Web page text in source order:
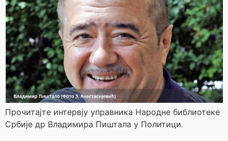
Прочитајте интервју управника Народне библиотеке
Србије др Владимира Пиштала у Политици.